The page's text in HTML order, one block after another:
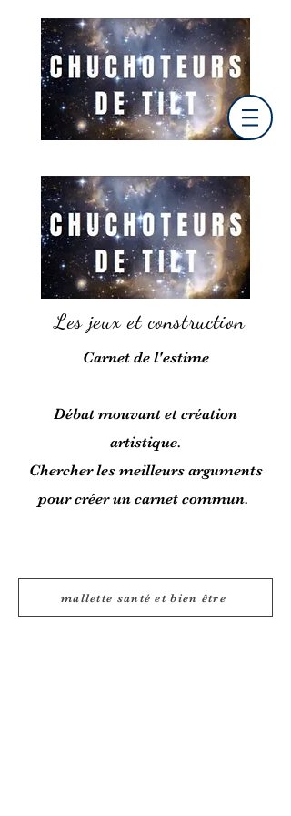
Les jeux et construction
Carnet de l'estime
Débat mouvant et création
artistique.
Chercher les meilleurs arguments
pour créer un carnet commun.
mallette santé et bien être